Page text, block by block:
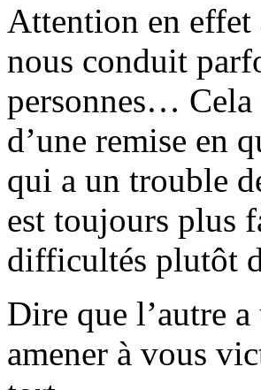
Attention en effet
nous conduit
personnes… Cela
d’une remise en
qui a un trouble
est toujours plus
difficultés plutôt
Dire que l’autre
amener à vous